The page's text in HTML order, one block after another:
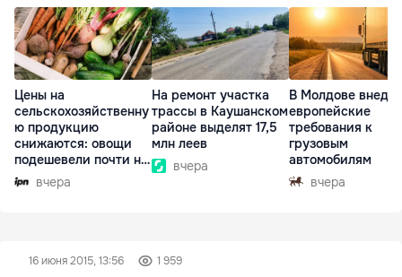
Цены на
сельскохозяйственну
ю продукцию
снижаются: овощи
подешевели почти на
30%вчера
На ремонт участка
трассы в Каушанском
районе выделят 17,5
млн леев
вчера
В Молдове
европейские
требования к
грузовым
автомобилям
вчера
16 июня 2015, 13:56 1 959